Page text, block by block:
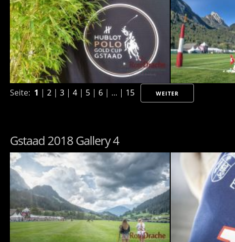
Seite: 1 | 2 | 3 | 4 | 5 | 6 | ... | 15 WEITER
Gstaad 2018 Gallery 4